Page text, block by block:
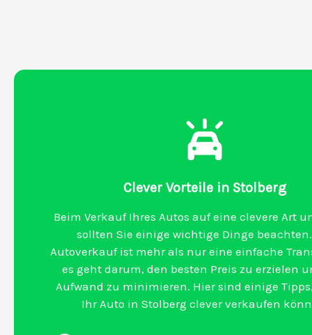
Clever Vorteile in Stolberg
Beim Verkauf Ihres Autos auf eine clevere Art
sollten Sie einige wichtige Dinge
Autoverkauf ist mehr als nur eine einfache
es geht darum, den besten Preis zu erzielen
Aufwand zu minimieren. Hier sind einige
Ihr Auto in Stolberg clever verkaufen